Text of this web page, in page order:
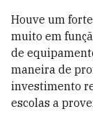
Houve um
muito em
de
maneira de
investimento
escolas a